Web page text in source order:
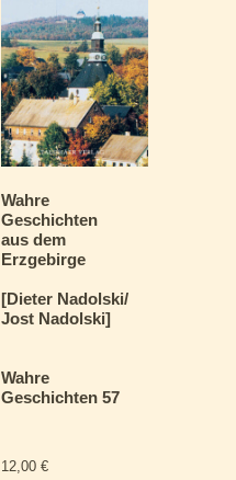
Wahre
Geschichten
aus dem
Erzgebirge
[Dieter Nadolski/
Jost Nadolski]
Wahre
Geschichten 57
12,00€